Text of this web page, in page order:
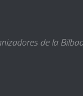
de la